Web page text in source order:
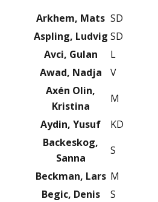
Arkhem, Mats SD
Aspling, Ludvig SD
Avci, Gulan
L
Awad, Nadja
V
Axén Olin,
Kristina
M
Aydin, Yusuf
KD
Backeskog,
Sanna
S
Beckman, Lars M
Begic, Denis
S